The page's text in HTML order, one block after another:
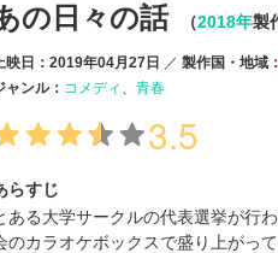
の日々の話 （2018年製
映日：2019年04月27日 製作国・地域：
ャンル： コメディ 青春
3.5
らすじ
ある大学サークルの代表選挙が行
のカラオケボックスで盛り上がっ